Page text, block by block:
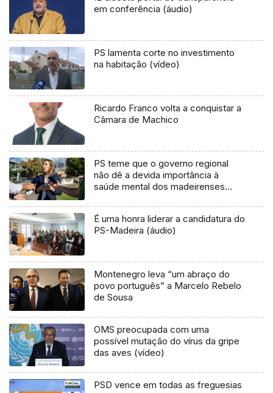
em conferência (áudio)
PS lamenta corte no investimento
na habitação (vídeo)
Ricardo Franco volta a conquistar a
Câmara de Machico
PS teme que o governo regional
não dê a devida importância à
saúde mental dos madeirenses
É uma honra liderar a candidatura do
PS-Madeira (áudio)
Montenegro leva “um abraço do
povo português” a Marcelo Rebelo
de Sousa
OMS preocupada com uma
possível mutação do vírus da gripe
das aves (vídeo)
PSD vence em todas as freguesias